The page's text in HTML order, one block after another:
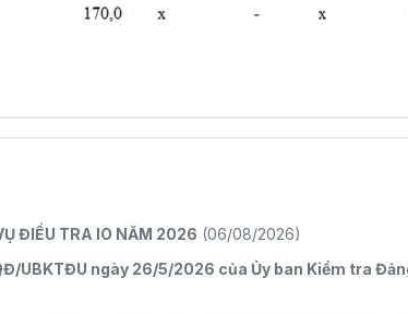
ĐIỀU TRA IO NĂM 2026 (06/08/2026)
UBKTĐU ngày 26/5/2026 của Ủy ban Kiểm tra